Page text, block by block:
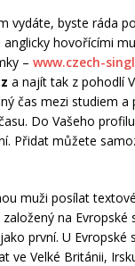
vydáte, byste ráda
hovořícími
– www.czech-
a najít tak z pohodlí
čas mezi studiem a
Do Vašeho
Přidat můžete
muži posílat
na Evropské
první. U Evropské
ve Velké Británii,